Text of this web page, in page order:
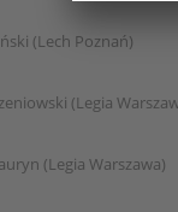
(Lech Poznań)
(Legia
(Legia Warszawa)